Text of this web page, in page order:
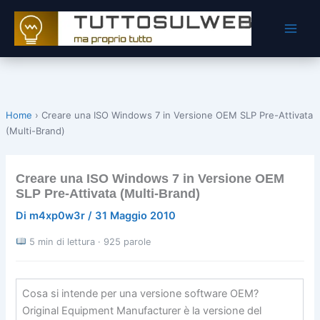
contenuto
Home › Creare una ISO Windows 7 in Versione OEM SLP Pre-Attivata
(Multi-Brand)
Creare una ISO Windows 7 in Versione OEM
SLP Pre-Attivata (Multi-Brand)
Di m4xp0w3r/ 31 Maggio 2010
5 min di lettura · 925 parole
Cosa si intende per una versione software OEM?
Original Equipment Manufacturer è la versione del